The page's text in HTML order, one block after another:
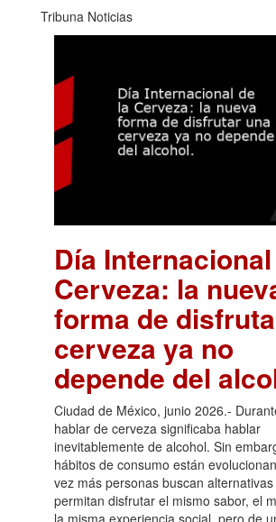
Tribuna Noticias
Día
Cerveza: la
forma de
cerveza ya no
depende del
Ciudad de México, junio 2026.-
hablar de cerveza significaba hablar
inevitablemente de alcohol. Sin
hábitos de consumo están
vez más personas buscan
permitan disfrutar el mismo sabor, el
la misma experiencia social, pero de